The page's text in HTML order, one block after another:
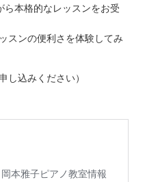
本格的なレッスンをお受
スンの便利さを体験してみ
し込みください）